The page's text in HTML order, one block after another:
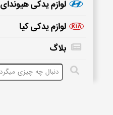
لوازم یدکی هیوندای
لوازم یدکی کیا
بلاگ